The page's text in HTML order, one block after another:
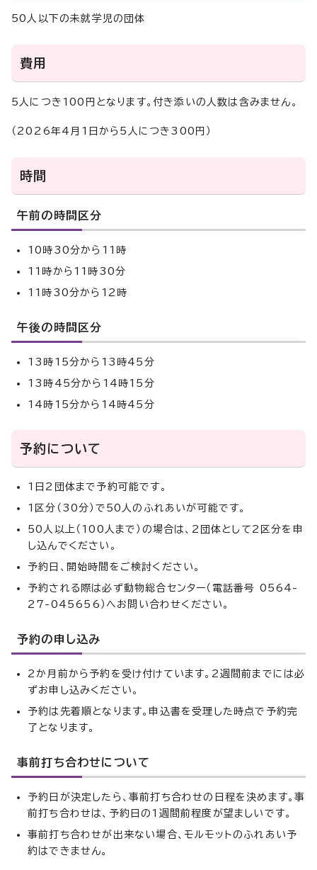
50人以下の未就学児の団体
費用
5人につき100円となります。付き添いの人数は含みません。
（2026年4月1日から5人につき300円）
時間
午前の時間区分
10時30分から11時
11時から11時30分
11時30分から12時
午後の時間区分
13時15分から13時45分
13時45分から14時15分
14時15分から14時45分
予約について
1日2団体まで予約可能です。
1区分（30分）で50人のふれあいが可能です。
50人以上（100人まで）の場合は、2団体として2区分を申
し込んでください。
予約日、開始時間をご検討ください。
予約される際は必ず動物総合センター（電話番号 0564-
27-045656）へお問い合わせください。
予約の申し込み
2か月前から予約を受け付けています。2週間前までには必
ずお申し込みください。
予約は先着順となります。申込書を受理した時点で予約完
了となります。
事前打ち合わせについて
予約日が決定したら、事前打ち合わせの日程を決めます。事
前打ち合わせは、予約日の1週間前程度が望ましいです。
事前打ち合わせが出来ない場合、モルモットのふれあい予
約はできません。